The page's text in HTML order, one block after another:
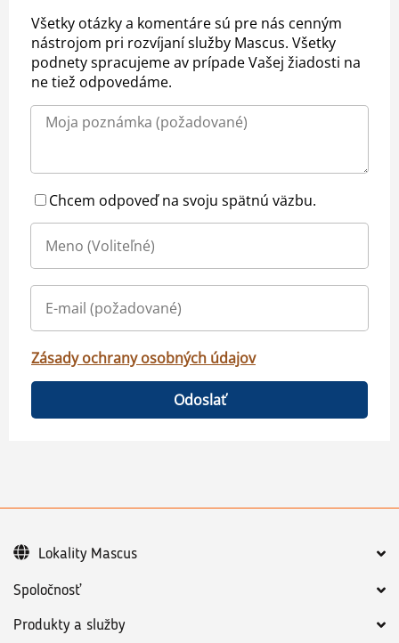
Všetky otázky a komentáre sú pre nás cenným
nástrojom pri rozvíjaní služby Mascus. Všetky
podnety spracujeme av prípade Vašej žiadosti na
ne tiež odpovedáme.
Chcem odpoveď na svoju spätnú väzbu.
Zásady ochrany osobných údajov
Odoslať
Spoločnosť
Produkty a služby
Lokality Mascus